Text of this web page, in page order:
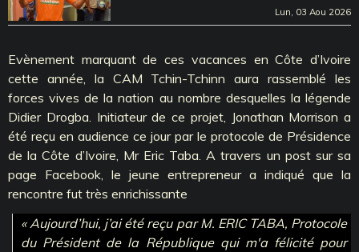
Lun, 03 Aou 2026
Evènement marquant de ces vacances en Côte d’Ivoire
cette année, la CAM Tchin-Tchinn aura rassemblé les
forces vives de la nation au nombre desquelles la légende
Didier Drogba. Initiateur de ce projet, Jonathan Morrison a
été reçu en audience ce jour par le protocole de Présidence
de la Côte d’Ivoire, Mr Eric Taba. A travers un post sur sa
page Facebook, le jeune entrepreneur a indiqué que la
rencontre fut très enrichissante
« Aujourd’hui, j’ai été reçu par M. ERIC TABA, Protocole
du Président de la République qui m'a félicité pour